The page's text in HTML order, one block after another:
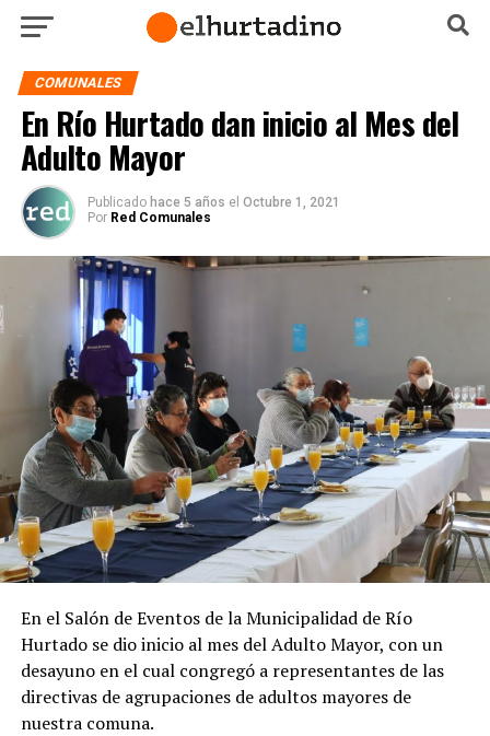
COMUNALES
En Río Hurtado dan inicio al Mes del
Adulto Mayor
Publicado hace 5 años el Octubre 1, 2021
Por Red Comunales
En el Salón de Eventos de la Municipalidad de Río
Hurtado se dio inicio al mes del Adulto Mayor, con un
desayuno en el cual congregó a representantes de las
directivas de agrupaciones de adultos mayores de
nuestra comuna.